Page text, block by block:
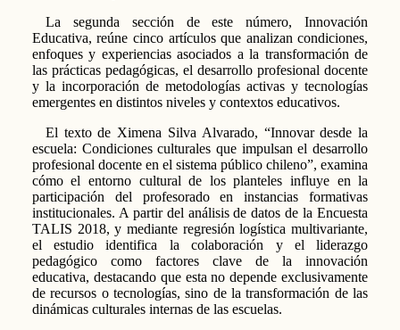
La segunda sección de este número, Innovación
Educativa, reúne cinco artículos que analizan condiciones,
enfoques y experiencias asociados a la transformación de
las prácticas pedagógicas, el desarrollo profesional docente
y la incorporación de metodologías activas y tecnologías
emergentes en distintos niveles y contextos educativos.
El texto de Ximena Silva Alvarado, “Innovar desde la
escuela: Condiciones culturales que impulsan el desarrollo
profesional docente en el sistema público chileno”, examina
cómo el entorno cultural de los planteles influye en la
participación del profesorado en instancias formativas
institucionales. A partir del análisis de datos de la Encuesta
TALIS 2018, y mediante regresión logística multivariante,
el estudio identifica la colaboración y el liderazgo
pedagógico como factores clave de la innovación
educativa, destacando que esta no depende exclusivamente
de recursos o tecnologías, sino de la transformación de las
dinámicas culturales internas de las escuelas.